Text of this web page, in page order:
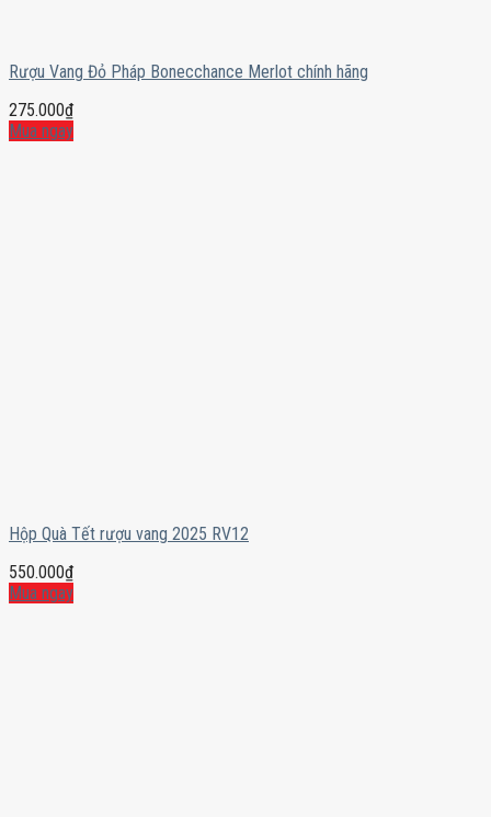
Rượu Vang Đỏ Pháp Bonecchance Merlot chính hãng
275.000₫
Mua ngay
Hộp Quà Tết rượu vang 2025 RV12
550.000₫
Mua ngay